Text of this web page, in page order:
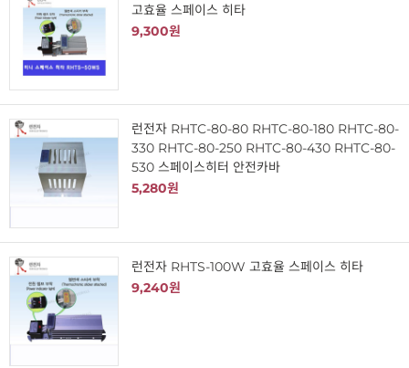
고효율 스페이스 히타
9,300원
런전자 RHTC-80-80 RHTC-80-180 RHTC-80-
330 RHTC-80-250 RHTC-80-430 RHTC-80-
530 스페이스히터 안전카바
5,280원
런전자 RHTS-100W 고효율 스페이스 히타
9,240원